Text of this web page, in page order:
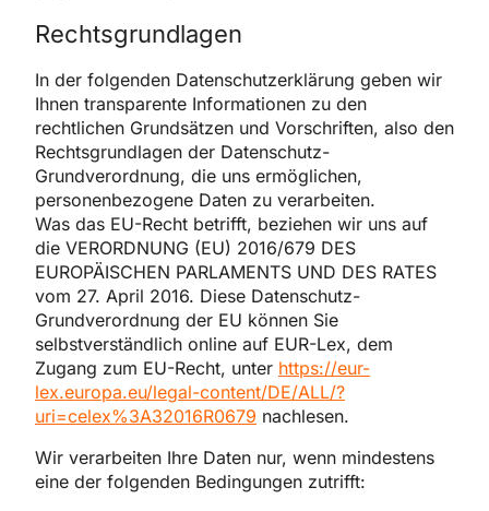
Rechtsgrundlagen
In der folgenden Datenschutzerklärung geben wir
Ihnen transparente Informationen zu den
rechtlichen Grundsätzen und Vorschriften, also den
Rechtsgrundlagen der Datenschutz-
Grundverordnung, die uns ermöglichen,
personenbezogene Daten zu verarbeiten.
Was das EU-Recht betrifft, beziehen wir uns auf
die VERORDNUNG (EU) 2016/679 DES
EUROPÄISCHEN PARLAMENTS UND DES RATES
vom 27. April 2016. Diese Datenschutz-
Grundverordnung der EU können Sie
selbstverständlich online auf EUR-Lex, dem
Zugang zum EU-Recht, unter https://eur-
lex.europa.eu/legal-content/DE/ALL/?
uri=celex%3A32016R0679 nachlesen.
Wir verarbeiten Ihre Daten nur, wenn mindestens
eine der folgenden Bedingungen zutrifft: